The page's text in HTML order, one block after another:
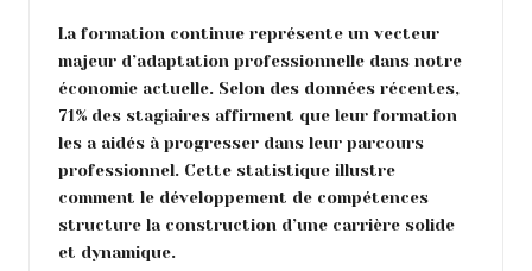
La formation continue représente un vecteur
majeur d’adaptation professionnelle dans notre
économie actuelle. Selon des données récentes,
71% des stagiaires affirment que leur formation
les a aidés à progresser dans leur parcours
professionnel. Cette statistique illustre
comment le développement de compétences
structure la construction d’une carrière solide
et dynamique.